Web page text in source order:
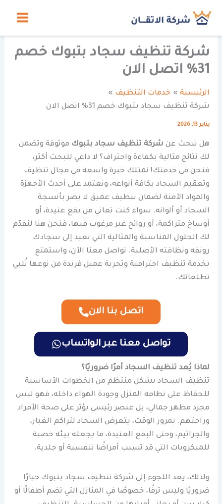
شركة تنظيف سجاد بتبوك خصم
31% اتصل الان
الرئيسية
خدمات التنظيف
شركة تنظيف سجاد بتبوك خصم 31% اتصل الان
يناير 13, 2026
هل تبحث عن شركة تنظيف سجاد بتبوك موثوقة وتضمن
لك نتائج مثالية بكفاءة واحتراف؟ لا داعي للبحث أكثر،
فنحن في خدمتك! نمتلك خبرة واسعة في مجال تنظيف
وتعقيم السجاد بكافة أنواعه، ونعتمد على أحدث الأجهزة
والمواد الآمنة لضمان تنظيف عميق لا يضر بأنسجة
السجاد أو ألوانه. سواء كنت تعاني من بقع عنيدة، أو
أوساخ متراكمة، أو روائح غير مرغوب فيها، فنحن هنا لنقدّم
لك الحلول المناسبة والمثالية التي تعيد إلى سجادك
رونقه ونظافته الأصلية. تواصل معنا الآن، واستمتع
بخدمة تنظيف احترافية وتجربة عميل فريدة من نوعها تُلبي
تطلعاتك.
اتصل بنا الان
تواصل معنا عبر الواتساب
لماذا يُعد تنظيف السجاد أمرًا ضروريًا؟
تنظيف السجاد بشكل منتظم من الخطوات الأساسية
للحفاظ على نظافة المنزل وجودة الهواء داخله، فهو ليس
مجرد مظهر جمالي، بل عنصر رئيسي يؤثر على صحة الأفراد
وراحتهم. بمرور الوقت، يتعرض السجاد لتراكم الغبار،
والجراثيم، وحتى البقع العنيدة، ما يجعله بيئة خصبة
للميكروبات التي قد تسبب أمراضًا تنفسية أو جلدية.
ولذلك، يعد اللجوء إلى شركة تنظيف سجاد بتبوك خيارًا
ضروريًا وليس ترفًا، خصوصًا في المنازل التي تضم أطفالًا أو